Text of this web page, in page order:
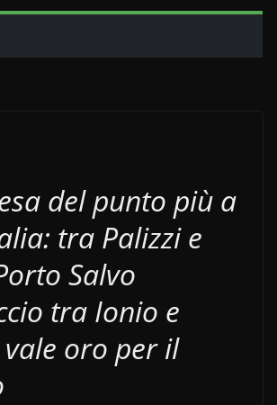
del punto più a
tra Palizzi e
Salvo
tra Ionio e
oro per il